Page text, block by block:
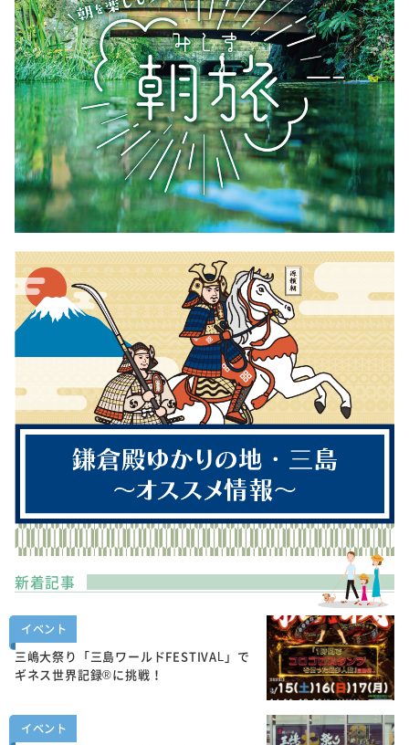
新着記事
イベント
三嶋大祭り「三島ワールドFESTIVAL」で
ギネス世界記録®に挑戦！
イベント